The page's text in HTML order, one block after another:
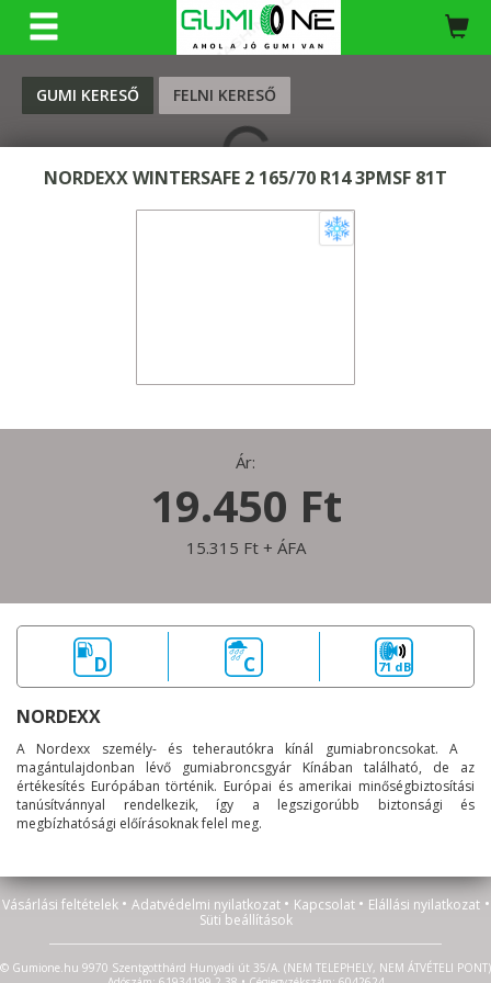
GUMI KERESŐ FELNI KERESŐ
KERESÉS
NORDEXX WINTERSAFE 2 165/70 R14 3PMSF 81T
Ár:
19.450 Ft
15.315 Ft + ÁFA
D C 71 dB
NORDEXX
A Nordexx személy- és teherautókra kínál gumiabroncsokat. A
magántulajdonban lévő gumiabroncsgyár Kínában található, de az
értékesítés Európában történik. Európai és amerikai minőségbiztosítási
tanúsítvánnyal rendelkezik, így a legszigorúbb biztonsági és
megbízhatósági előírásoknak felel meg.
Vásárlási feltételek • Adatvédelmi nyilatkozat • Kapcsolat • Elállási nyilatkozat •
Süti beállítások
© Gumione.hu 9970 Szentgotthárd Hunyadi út 35/A. (NEM TELEPHELY, NEM ÁTVÉTELI PONT)